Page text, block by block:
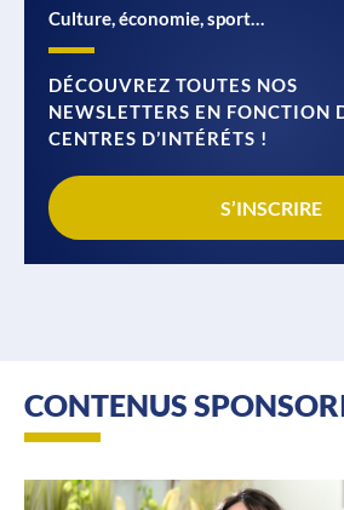
Culture, économie, sport…
DÉCOUVREZ TOUTES NOS
NEWSLETTERS EN FONCTION
CENTRES D’INTÉRÉTS !
S’INSCRIRE
CONTENUS